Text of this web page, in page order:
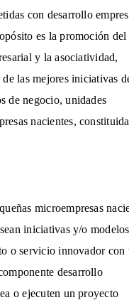
con desarrollo
es la promoción del
y la asociatividad,
las mejores iniciativas
de negocio, unidades
nacientes,
microempresas
iniciativas y/o
o servicio innovador con
desarrollo
o ejecuten un proyecto